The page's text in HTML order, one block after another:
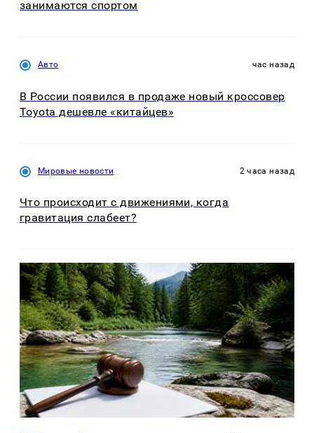
занимаются спортом
Авто час назад
В России появился в продаже новый кроссовер
Toyota дешевле «китайцев»
Мировые новости 2 часа назад
Что происходит с движениями, когда
гравитация слабеет?